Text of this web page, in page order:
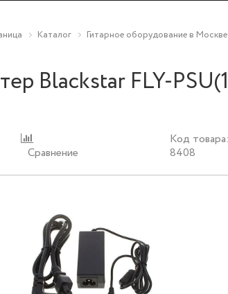
Каталог Гитарное оборудование в Москве
Blackstar FLY-
Сравнение
Код товара:
8408